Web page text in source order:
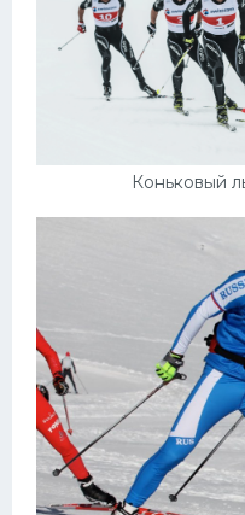
Коньковый
Тренажеры
Интерьер квартиры